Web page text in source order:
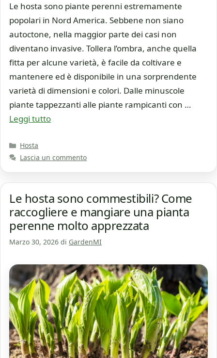
Le hosta sono piante perenni estremamente
popolari in Nord America. Sebbene non siano
autoctone, nella maggior parte dei casi non
diventano invasive. Tollera l’ombra, anche quella
fitta per alcune varietà, è facile da coltivare e
mantenere ed è disponibile in una sorprendente
varietà di dimensioni e colori. Dalle minuscole
piante tappezzanti alle piante rampicanti con …
Leggi tutto
Categorie
Hosta
Lascia un commento
Le hosta sono commestibili? Come
raccogliere e mangiare una pianta
perenne molto apprezzata
Marzo 30, 2026 di GardenMI